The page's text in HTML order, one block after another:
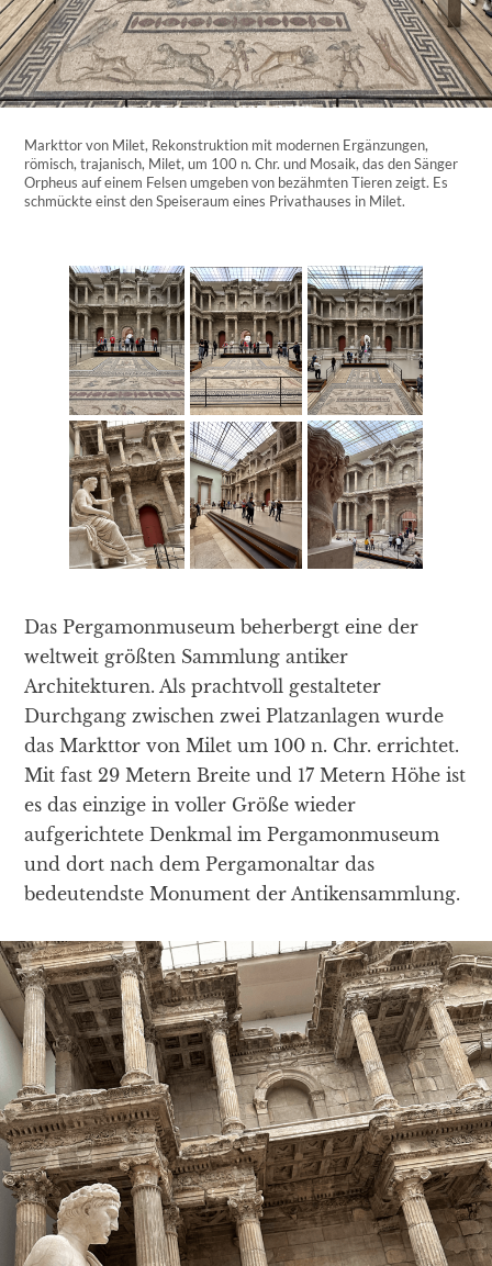
Markttor von Milet, Rekonstruktion mit modernen Ergänzungen,
römisch, trajanisch, Milet, um 100 n. Chr. und Mosaik, das den Sänger
Orpheus auf einem Felsen umgeben von bezähmten Tieren zeigt. Es
schmückte einst den Speiseraum eines Privathauses in Milet.
Das Pergamonmuseum beherbergt eine der
weltweit größten Sammlung antiker
Architekturen. Als prachtvoll gestalteter
Durchgang zwischen zwei Platzanlagen wurde
das Markttor von Milet um 100 n. Chr. errichtet.
Mit fast 29 Metern Breite und 17 Metern Höhe ist
es das einzige in voller Größe wieder
aufgerichtete Denkmal im Pergamonmuseum
und dort nach dem Pergamonaltar das
bedeutendste Monument der Antikensammlung.